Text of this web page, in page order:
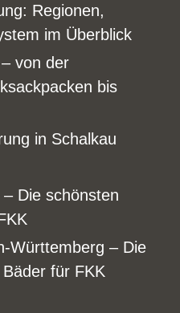
Regionen,
im Überblick
von der
bis
in Schalkau
Die schönsten
Württemberg – Die
für FKK